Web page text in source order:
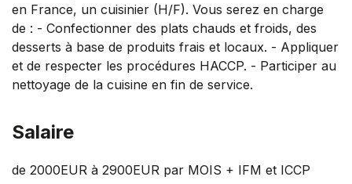
en France, un cuisinier (H/F). Vous serez en charge
de : - Confectionner des plats chauds et froids, des
desserts à base de produits frais et locaux. - Appliquer
et de respecter les procédures HACCP. - Participer au
nettoyage de la cuisine en fin de service.
Salaire
de 2000EUR à 2900EUR par MOIS + IFM et ICCP